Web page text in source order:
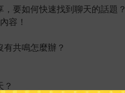
要如何快速找到聊天的話題？
容！
共鳴怎麼辦？
？